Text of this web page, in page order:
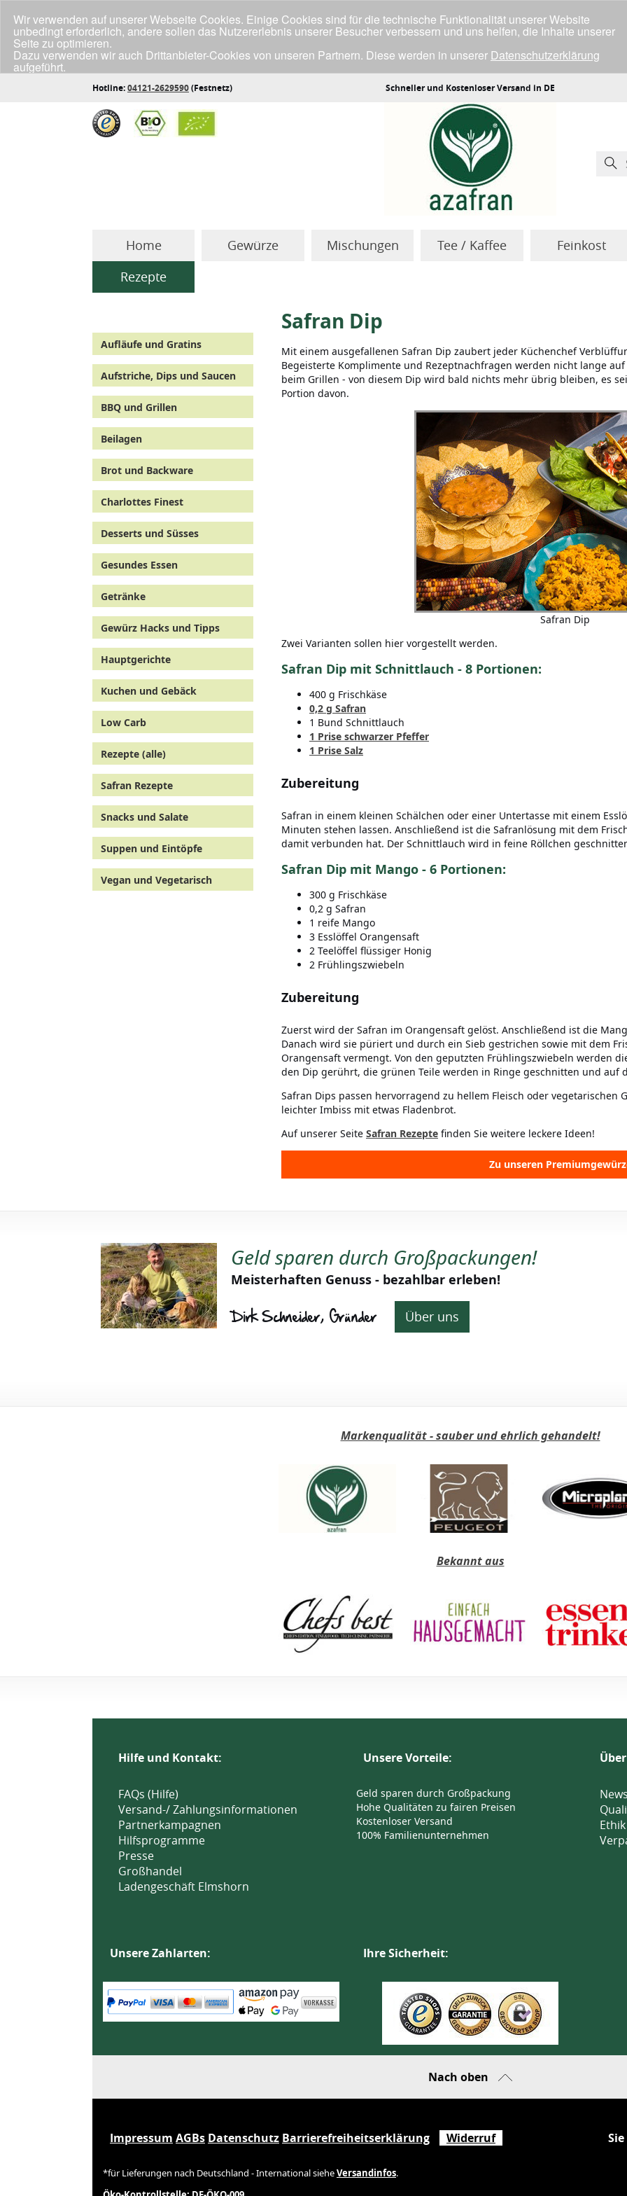
Hotline:04121-2629590(Festnetz) Schneller und Kostenloser Versand in DE
Home Gewürze Mischungen Tee / Kaffee
Feinkost
Rezepte
Aufläufe und Gratins
Aufstriche, Dips und Saucen
BBQ und Grillen
Beilagen
Brot und Backware
Charlottes Finest
Desserts und Süsses
Gesundes Essen
Getränke
Gewürz Hacks und Tipps
Hauptgerichte
Kuchen und Gebäck
Low Carb
Rezepte (alle)
Safran Rezepte
Snacks und Salate
Suppen und Eintöpfe
Vegan und Vegetarisch
Safran Dip
Mit einem ausgefallenen Safran Dip zaubert jeder Küchenchef
Begeisterte Komplimente und Rezeptnachfragen werden nicht lange
beim Grillen - von diesem Dip wird bald nichts mehr übrig bleiben, es
Portion davon.
Safran Dip
Zwei Varianten sollen hier vorgestellt werden.
Safran Dip mit Schnittlauch - 8 Portionen:
400 g Frischkäse
0,2 g Safran
1 Bund Schnittlauch
1 Prise schwarzer Pfeffer
1 Prise Salz
Zubereitung
Safran in einem kleinen Schälchen oder einer Untertasse mit einem
Minuten stehen lassen. Anschließend ist die Safranlösung mit dem
damit verbunden hat. Der Schnittlauch wird in feine Röllchen
Safran Dip mit Mango - 6 Portionen:
300 g Frischkäse
0,2 g Safran
1 reife Mango
3 Esslöffel Orangensaft
2 Teelöffel flüssiger Honig
2 Frühlingszwiebeln
Zubereitung
Zuerst wird der Safran im Orangensaft gelöst. Anschließend ist die
Danach wird sie püriert und durch ein Sieb gestrichen sowie mit dem
Orangensaft vermengt. Von den geputzten Frühlingszwiebeln werden
den Dip gerührt, die grünen Teile werden in Ringe geschnitten und auf
Safran Dips passen hervorragend zu hellem Fleisch oder vegetarischen
leichter Imbiss mit etwas Fladenbrot.
Auf unserer Seite Safran Rezepte finden Sie weitere leckere Ideen!
Zu unseren
Geld sparen durch Großpackungen!
Meisterhaften Genuss - bezahlbar erleben!
Dirk Schneider, Gründer Über uns
Markenqualität - sauber und ehrlich gehandelt!
Bekannt aus
Hilfe und Kontakt:
FAQs (Hilfe)
Versand-/ Zahlungsinformationen
Partnerkampagnen
Hilfsprogramme
Presse
Großhandel
Ladengeschäft Elmshorn
Unsere Vorteile:
Geld sparen durch Großpackung
Hohe Qualitäten zu fairen Preisen
Kostenloser Versand
100% Familienunternehmen
Ethik
Unsere Zahlarten: Ihre Sicherheit:
Nach oben
Impressum AGBs Datenschutz Barrierefreiheitserklärung Widerruf
*für Lieferungen nach Deutschland - International sieheVersandinfos.
Wir verwenden auf unserer Webseite Cookies. Einige Cookies sind für die technische Funktionalität unserer Website
unbedingt erforderlich, andere sollen das Nutzererlebnis unserer Besucher verbessern und uns helfen, die Inhalte unserer
Seite zu optimieren.
Dazu verwenden wir auch Drittanbieter-Cookies von unseren Partnern. Diese werden in unserer Datenschutzerklärung
aufgeführt.
Klicke unten auf "Annehmen", wenn du mit der Verwendung aller Cookies einverstanden bist.